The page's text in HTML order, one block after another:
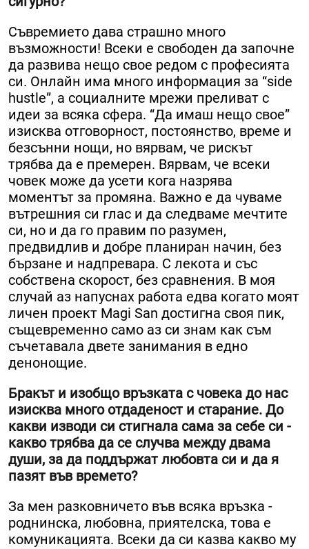
Съвремието дава страшно много
възможности! Всеки е свободен да започне
да развива нещо свое редом с професията
си. Онлайн има много информация за “side
hustle”, а социалните мрежи преливат с
идеи за всяка сфера. “Да имаш нещо свое”
изисква отговорност, постоянство, време и
безсънни нощи, но вярвам, че рискът
трябва да е премерен. Вярвам, че всеки
човек може да усети кога назрява
моментът за промяна. Важно е да чуваме
вътрешния си глас и да следваме мечтите
си, но и да го правим по разумен,
предвидлив и добре планиран начин, без
бързане и надпревара. С лекота и със
собствена скорост, без сравнения. В моя
случай аз напуснах работа едва когато моят
личен проект Magi San достигна своя пик,
същевременно само аз си знам как съм
съчетавала двете занимания в едно
денонощие.
Бракът и изобщо връзката с човека до нас
изисква много отдаденост и старание. До
какви изводи си стигнала сама за себе си -
какво трябва да се случва между двама
души, за да поддържат любовта си и да я
пазят във времето?
За мен разковничето във всяка връзка -
роднинска, любовна, приятелска, това е
комуникацията. Всеки да си казва какво му